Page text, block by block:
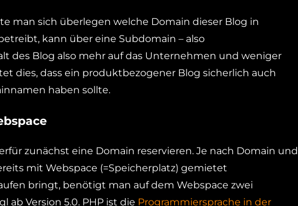
man sich überlegen welche Domain dieser Blog in
kann über eine Subdomain – also
des Blog also mehr auf das Unternehmen und weniger
dies, dass ein produktbezogener Blog sicherlich auch
haben sollte.
zunächst eine Domain reservieren. Je nach Domain und
mit Webspace (=Speicherplatz) gemietet
bringt, benötigt man auf dem Webspace zwei
ab Version 5.0. PHP ist die Programmiersprache in der